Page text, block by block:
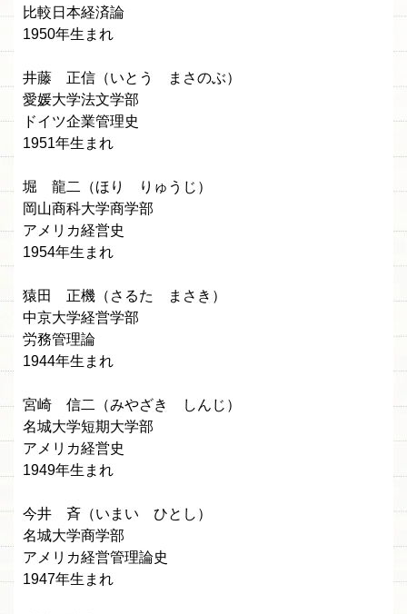
比較日本経済論
1950年生まれ
井藤 正信（いとう まさのぶ）
愛媛大学法文学部
ドイツ企業管理史
1951年生まれ
堀 龍二（ほり りゅうじ）
岡山商科大学商学部
アメリカ経営史
1954年生まれ
猿田 正機（さるた まさき）
中京大学経営学部
労務管理論
1944年生まれ
宮崎 信二（みやざき しんじ）
名城大学短期大学部
アメリカ経営史
1949年生まれ
今井 斉（いまい ひとし）
名城大学商学部
アメリカ経営管理論史
1947年生まれ